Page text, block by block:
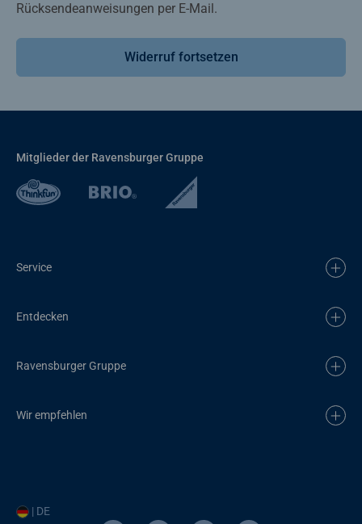
Rücksendeanweisungen per E-Mail.
Widerruf fortsetzen
Mitglieder der Ravensburger Gruppe
Service
Entdecken
Ravensburger Gruppe
Wir empfehlen
| DE